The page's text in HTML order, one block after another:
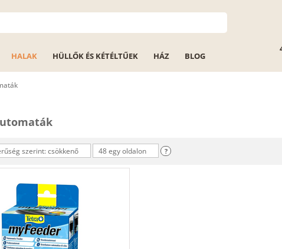
HALAK HÜLLŐK ÉS KÉTÉLTŰEK HÁZ BLOG
szerint: csökkenő 48 egy oldalon ?